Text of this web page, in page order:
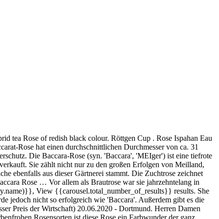
aus. Verführung über den Wolken (Baccara 1608) von Emilie Rose | 17. Aromaöl - Duftöl Baccara Rose, (Duftöl), 10 ml 2,99 € (100 ml 29,90 €) Duftrichtung: Baccara Rose Dufteigenschaft: frisch eine Flasche, 10 ml Aromaöl (Duftöl) Braunglas-Flasche Abgefüllt in Deutschland Listenrennen - Flachrennen - 1850 m Platz. Die Black Baccara ® ist bekannt für ihren eleganten, besonders dunklen Blütenkopf. Suchergebnis auf Amazon.de für: baccara rose Wählen Sie Ihre Cookie-Einstellungen Wir verwenden Cookies und ähnliche Tools, um Ihr Einkaufserlebnis zu verbessern, um unsere Dienste anzubieten, um zu verstehen, wie die Kunden unsere Dienste nutzen, damit wir Verbesserungen vornehmen können, und um Werbung anzuzeigen. The Pineau des Charentes rosé "Mademoiselle Lili" of LISE BACCARA has won the "Prix-Plaisir" award from the major Belgian guide for wine lovers and professionnals "Vins & Terroirs Authentiques" : "Quite concentrated ruby robe, clear and bright. Eine der dunkelsten Rosen der Welt, mit dunkelroten, fast schwarz schimmernden Blüten. Black Baccara ® - eine Rose der Extravaganz . Edelrosen schneidet man im Frühjahr zurück, um die Ausbildung von Blüten tragenden Trieben anzuregen. Ihr Name bezieht sich auf das Glücksspiel Baccara. 1 Verkäufer . Registrieren. Unsere Zusammenfassung zu "baccara rose preis" 8 Angebote. Motivpapier Komplett-Set BACCARA ROSEN Briefpapier 80g/m² mit abgerundeten Ecken + Umschläge DIN LANG ohne Fenster. Die Edelrose 'Baccara' wurde 1954 von der französischen Gartenbaufamilie Meilland kreiert. Damit die Black B… Rebel Luxe. Versandinfo . Sorten wie 'Grand Prix' (Select Roses B.V.) sind Neuzüchtungen der letzten Jahre, die eine ähnliche Blütenform und -farbe aufweisen, jedoch etwas ertragreicher sind. Rosenbeet in kleinen Gruppen, Rosenkübel, Schnittrose. Die Verdrängung vom Markt ist vor allem auf ihren geringen Mengenertrag im kommerziellen Schnittrosenanbau zurückzuführen. 'Grand Prix', 'Meiger', 'Jacqueline', 'Baccarat' ist eine Teehybride der französischen Züchterfamilie. Februar 2011. Die Black Baccara Rose ist aber keine rein schwarze Rose, sondern eine sehr dunkelrote Rose. : 3127. 'Baccara', 'MEIger') ist eine tiefrote Teehybride und eine der weltweit berühmtesten und meistverkauften Rosensorten. Zwar geht von den einzeln stehenden gefüllten Blüten (72–82 Blütenblätter) nur ein leichter Duft aus, doch die Farbe der Knospen verändert sich nach dem Aufgehen nicht mehr; mit dieser Eigenschaft wurde sie eine der beliebtesten Schnittrosen, die jahrzehntelang in „jedem“ Brautstrauß vorhanden war. Baccara Rose (GER) 2015. db. Zurücksetzen. Die Baccara-Rose hat im Mittel einen Durchmesser von ca. Mai 2018 um 14:45 Uhr bearbeitet. (Rosa 'Black Baccara®') (Rosa Hybride) mehr. Ihr Name bezieht sich auf das Glücksspiel Baccara und wurde in der Schreibweise Baccará 1956 in Frankreich und 1957 in den USA eingeführt. Rosa 'Black Baccara' is a captivating Hybrid Tea rose with medium-large, 3 in. Charme. Home; Webshop; Promotions; Nouveautés; Se connecter; S'inscrire; Panier; Nähkurse; Markisenfinder; A propos de nous; Galerie de photos; Contact; Deutsch; Français; Se connecter; S'i